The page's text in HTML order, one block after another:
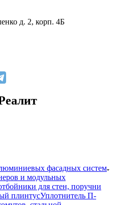
д. 2, корп. 4Б
фасадных систем
и модульных
для стен, поручни
плинтусУплотнитель П-